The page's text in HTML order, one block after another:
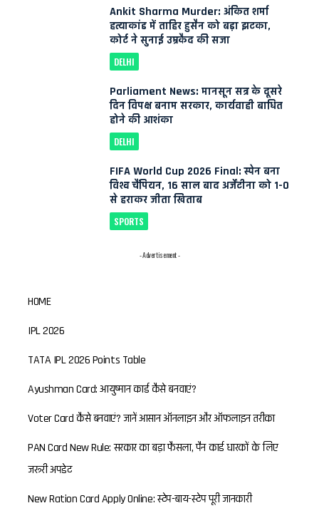
Ankit Sharma Murder: अंकित शर्मा
हत्याकांड में ताहिर हुसैन को बड़ा झटका,
कोर्ट ने सुनाई उम्रकैद की सजा
DELHI
Parliament News: मानसून सत्र के दूसरे
दिन विपक्ष बनाम सरकार, कार्यवाही बाधित
होने की आशंका
DELHI
FIFA World Cup 2026 Final: स्पेन बना
विश्व चैंपियन, 16 साल बाद अर्जेंटीना को 1-0
से हराकर जीता खिताब
SPORTS
- Advertisement -
HOME
IPL 2026
TATA IPL 2026 Points Table
Ayushman Card: आयुष्मान कार्ड कैसे बनवाएं?
Voter Card कैसे बनवाएं? जानें आसान ऑनलाइन और ऑफलाइन तरीका
PAN Card New Rule: सरकार का बड़ा फैसला, पैन कार्ड धारकों के लिए
जरूरी अपडेट
New Ration Card Apply Online: स्टेप-बाय-स्टेप पूरी जानकारी